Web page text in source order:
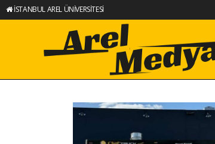
İSTANBUL AREL ÜNİVERSİTESİ